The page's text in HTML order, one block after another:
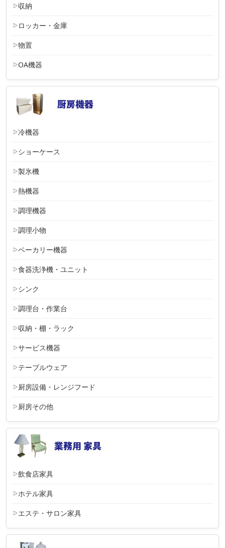
収納
ロッカー・金庫
物置
OA機器
冷機器
ショーケース
製氷機
熱機器
調理機器
調理小物
ベーカリー機器
食器洗浄機・ユニット
シンク
調理台・作業台
収納・棚・ラック
サービス機器
テーブルウェア
厨房設備・レンジフード
厨房その他
飲食店家具
ホテル家具
エステ・サロン家具